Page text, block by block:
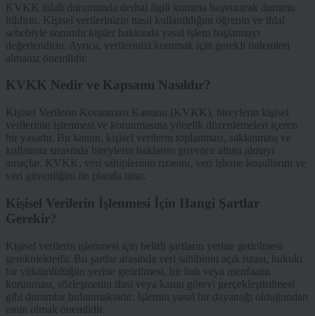
KVKK ihlali durumunda derhal ilgili kuruma başvurarak durumu
bildirin. Kişisel verilerinizin nasıl kullanıldığını öğrenin ve ihlal
sebebiyle sorumlu kişiler hakkında yasal işlem başlatmayı
değerlendirin. Ayrıca, verilerinizi korumak için gerekli önlemleri
almanız önemlidir.
KVKK Nedir ve Kapsamı Nasıldır?
Kişisel Verilerin Korunması Kanunu (KVKK), bireylerin kişisel
verilerinin işlenmesi ve korunmasına yönelik düzenlemeleri içeren
bir yasadır. Bu kanun, kişisel verilerin toplanması, saklanması ve
kullanımı sırasında bireylerin haklarını güvence altına almayı
amaçlar. KVKK, veri sahiplerinin rızasını, veri işleme koşullarını ve
veri güvenliğini ön planda tutar.
Kişisel Verilerin İşlenmesi İçin Hangi Şartlar
Gerekir?
Kişisel verilerin işlenmesi için belirli şartların yerine getirilmesi
gerekmektedir. Bu şartlar arasında veri sahibinin açık rızası, hukuki
bir yükümlülüğün yerine getirilmesi, bir hak veya menfaatin
korunması, sözleşmenin ifası veya kamu görevi gerçekleştirilmesi
gibi durumlar bulunmaktadır. İşlemin yasal bir dayanağı olduğundan
emin olmak önemlidir.